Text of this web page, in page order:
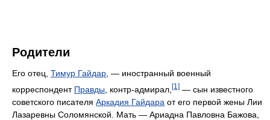
Родители
Его отец, Тимур Гайдар , — иностранный военный
корреспондент Правды , контр-адмирал, [1] — сын известного
советского писателя Аркадия Гайдара от его первой жены Лии
Лазаревны Соломянской. Мать — Ариадна Павловна Бажова,